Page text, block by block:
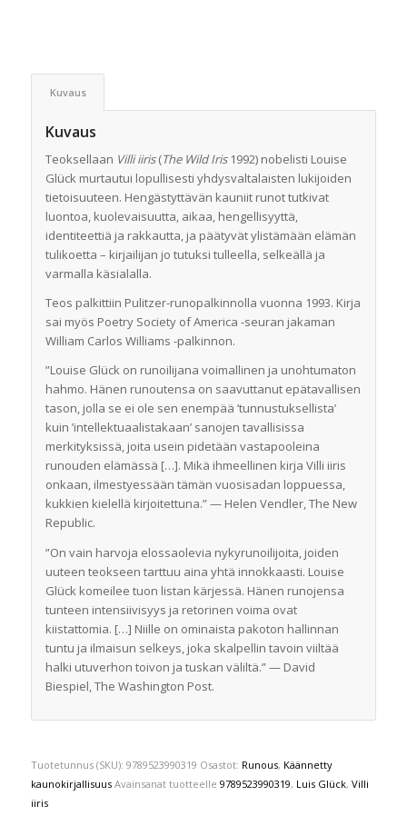
Kuvaus
Kuvaus
Teoksellaan Villi iiris(The Wild Iris1992) nobelisti Louise
Glück murtautui lopullisesti yhdysvaltalaisten lukijoiden
tietoisuuteen. Hengästyttävän kauniit runot tutkivat
luontoa, kuolevaisuutta, aikaa, hengellisyyttä,
identiteettiä ja rakkautta, ja päätyvät ylistämään elämän
tulikoetta – kirjailijan jo tutuksi tulleella, selkeällä ja
varmalla käsialalla.
Teos palkittiin Pulitzer-runopalkinnolla vuonna 1993. Kirja
sai myös Poetry Society of America -seuran jakaman
William Carlos Williams -palkinnon.
”Louise Glück on runoilijana voimallinen ja unohtumaton
hahmo. Hänen runoutensa on saavuttanut epätavallisen
tason, jolla se ei ole sen enempää ’tunnustuksellista’
kuin ’intellektuaalistakaan’ sanojen tavallisissa
merkityksissä, joita usein pidetään vastapooleina
runouden elämässä […]. Mikä ihmeellinen kirja Villi iiris
onkaan, ilmestyessään tämän vuosisadan loppuessa,
kukkien kielellä kirjoitettuna.” — Helen Vendler, The New
Republic.
”On vain harvoja elossaolevia nykyrunoilijoita, joiden
uuteen teokseen tarttuu aina yhtä innokkaasti. Louise
Glück komeilee tuon listan kärjessä. Hänen runojensa
tunteen intensiivisyys ja retorinen voima ovat
kiistattomia. […] Niille on ominaista pakoton hallinnan
tuntu ja ilmaisun selkeys, joka skalpellin tavoin viiltää
halki utuverhon toivon ja tuskan väliltä.” — David
Biespiel, The Washington Post.
Tuotetunnus (SKU): 9789523990319 Osastot: Runous, Käännetty
kaunokirjallisuus Avainsanat tuotteelle 9789523990319, Luis Glück, Villi
iiris